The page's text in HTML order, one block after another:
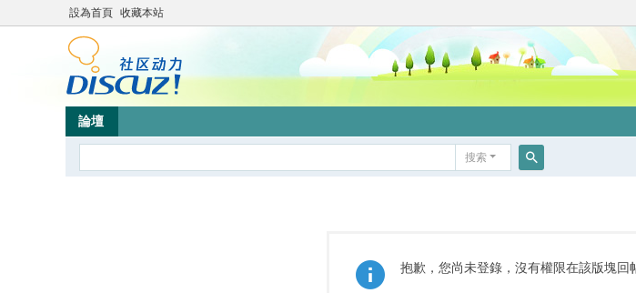
設為首頁 收藏本站
論壇
搜索
抱歉，您尚未登錄，沒有權限在該版塊回